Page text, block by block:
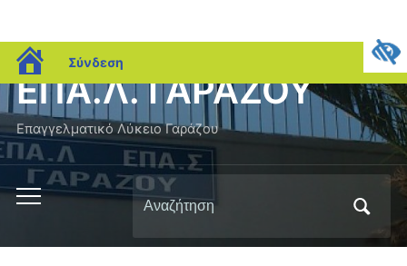
blogs.sch.gr
Σύνδεση
ΕΠΑ.Λ. ΓΑΡΑΖΟΥ
Επαγγελματικό Λύκειο Γαράζου
Εναλλαγή
μενού
Αναζήτηση
για: